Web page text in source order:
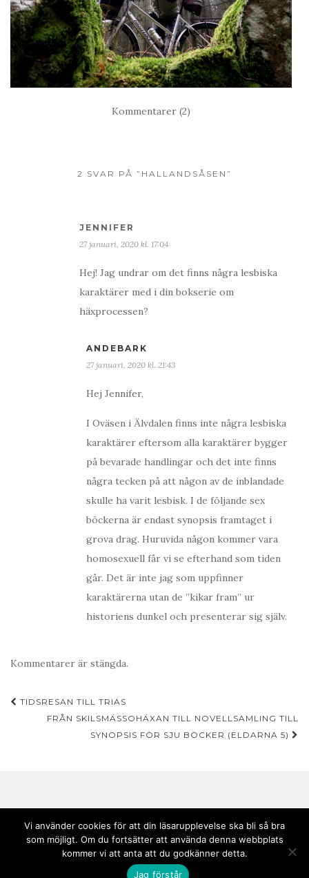
Kommentarer (2)
2 SVAR PÅ ”HALLANDSÅSEN”
JENNIFER
27 januari, 2020 kl. 17:04
Hej! Jag undrar om det finns några lesbiska
karaktärer med i din bokserie om
häxprocessen?
ANDEBARK
27 januari, 2020 kl. 21:43
Hej Jennifer,
I Oväsen i Älvdalen finns inte några lesbiska
karaktärer eftersom alla karaktärer bygger
på bevarade handlingar och det inte finns
några tecken på att någon av de inblandade
skulle ha varit lesbisk. I de följande sex
böckerna är endast synopsis framtaget i
grova drag. Huruvida någon kommer vara
homosexuell får vi se efterhand som tiden
går. Det är inte jag som uppfinner
karaktärerna utan de ”kikar fram” ur
historiens dunkel och presenterar sig själv.
Kommentarer är stängda.
Inläggsnavigering
TIDSRESAN TILL TRIAS
FRÅN SKILSMÄSSOHÄXAN TILL NOVELLSAMLING TILL
SYNOPSIS FÖR SJU BÖCKER (ELDARNA 5)
Copyright © 2020 Andebark | Tema avColorlibdrivs med WordPress
Vi använder cookies för att din läsarupplevelse ska bli så bra
som möjligt. Om du fortsätter att använda denna webbplats
kommer vi att anta att du godkänner detta.
Jag förstår